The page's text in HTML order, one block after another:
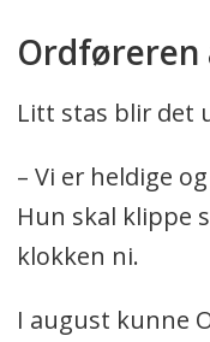
Ordføreren
Litt stas blir det
– Vi er heldige
Hun skal klippe
klokken ni.
I august kunne